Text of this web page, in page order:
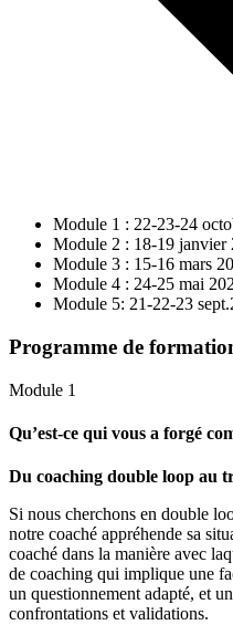
Module 1 : 22-23-24
Module 2 : 18-19 janvier
Module 3 : 15-16 mars
Module 4 : 24-25 mai
Module 5: 21-22-23
Programme de
Module 1
Qu’est-ce qui vous a forgé
Du coaching double loop au
Si nous cherchons en double
notre coaché appréhende sa
coaché dans la manière avec
de coaching qui implique une
un questionnement adapté, et
confrontations et validations.